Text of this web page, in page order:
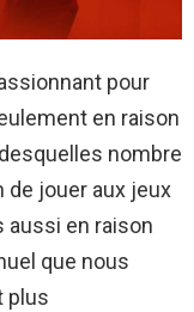
pour
en raison
nombre
de jouer aux jeux
aussi en raison
que nous
plus